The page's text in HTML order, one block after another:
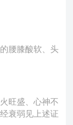
腰膝酸软、头
旺盛、心神不
衰弱见上述证